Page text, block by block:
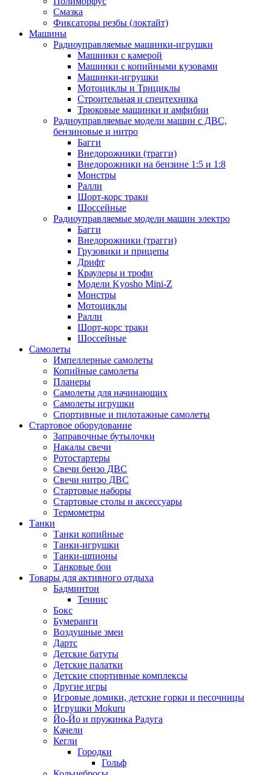
Смазка
Фиксаторы резбы (локтайт)
Машины
Радиоуправляемые машинки-игрушки
Машинки с камерой
Машинки с копийными кузовами
Машинки-игрушки
Мотоциклы и Трициклы
Строительная и спецтехника
Трюковые машинки и амфибии
Радиоуправляемые модели машин с ДВС,
бензиновые и нитро
Багги
Внедорожники (трагги)
Внедорожники на бензине 1:5 и 1:8
Монстры
Ралли
Шорт-корс траки
Шоссейные
Радиоуправляемые модели машин электро
Багги
Внедорожники (трагги)
Грузовики и прицепы
Дрифт
Краулеры и трофи
Модели Kyosho Mini-Z
Монстры
Мотоциклы
Ралли
Шорт-корс траки
Шоссейные
Самолеты
Импеллерные самолеты
Копийные самолеты
Планеры
Самолеты для начинающих
Самолеты игрушки
Спортивные и пилотажные самолеты
Стартовое оборудование
Заправочные бутылочки
Накалы свечи
Ротостартеры
Свечи бензо ДВС
Свечи нитро ДВС
Стартовые наборы
Стартовые столы и аксессуары
Термометры
Танки
Танки копийные
Танки-игрушки
Танки-шпионы
Танковые бои
Товары для активного отдыха
Бадминтон
Теннис
Бокс
Бумеранги
Воздушные змеи
Дартс
Детские батуты
Детские палатки
Детские спортивные комплексы
Другие игры
Игровые домики, детские горки и песочницы
Игрушки Mokuru
Йо-Йо и пружинка Радуга
Качели
Кегли
Городки
Гольф